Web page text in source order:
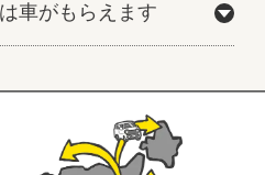
車がもらえます